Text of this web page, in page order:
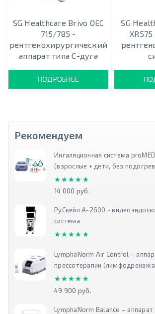
SG Healthcare Brivo OEC
715/785 -
рентгенохирургический
аппарат типа С-дуга
ПОДРОБНЕЕ
SG
Рекомендуем
Ингаляционная система
(взрослые + дети, без
★★★★★
★★★★★
14 000 руб.
РуСкейп А-2600 -
система
★★★★★
★★★★★
LymphaNorm Air Control –
прессотерапии
★★★★★
★★★★★
49 900 руб.
LymphaNorm Balance – аппарат